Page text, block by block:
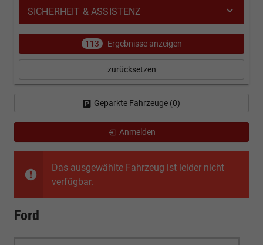
Das ausgewählte Fahrzeug ist leider nicht
verfügbar.
Ford
SICHERHEIT & ASSISTENZ
113 Ergebnisse anzeigen
zurücksetzen
Geparkte Fahrzeuge (0)
Anmelden